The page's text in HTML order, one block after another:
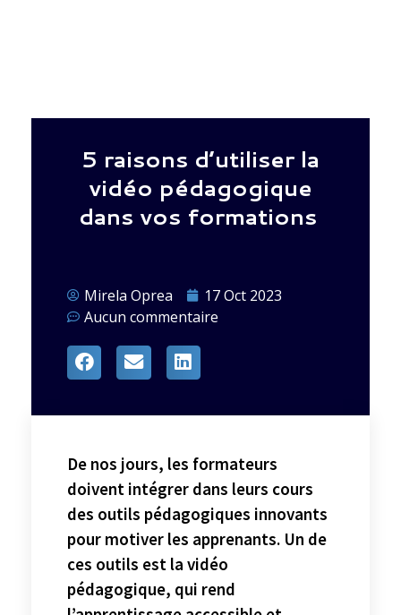
5 raisons d’utiliser la
vidéo pédagogique
dans vos formations
Mirela Oprea
17 Oct 2023
Aucun commentaire
De nos jours, les formateurs
doivent intégrer dans leurs cours
des outils pédagogiques innovants
pour motiver les apprenants. Un de
ces outils est la vidéo
pédagogique, qui rend